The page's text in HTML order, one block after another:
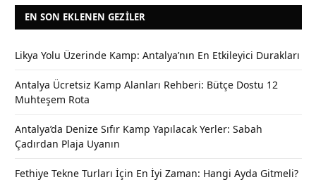
EN SON EKLENEN GEZILER
Likya Yolu Üzerinde Kamp: Antalya’nın En Etkileyici Durakları
Antalya Ücretsiz Kamp Alanları Rehberi: Bütçe Dostu 12
Muhteşem Rota
Antalya’da Denize Sıfır Kamp Yapılacak Yerler: Sabah
Çadırdan Plaja Uyanın
Fethiye Tekne Turları İçin En İyi Zaman: Hangi Ayda Gitmeli?